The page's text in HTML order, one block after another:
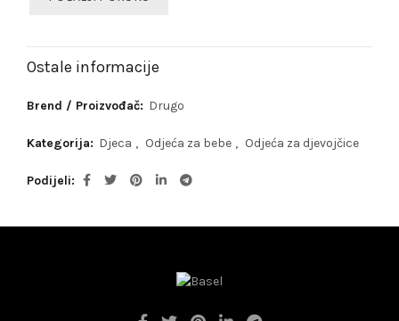
Ostale informacije
Brend / Proizvođač: Drugo
Kategorija: Djeca , Odjeća za bebe , Odjeća za djevojčice
Podijeli